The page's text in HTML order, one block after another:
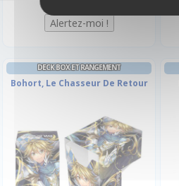
DECK BOX ET RANGEMENT
Bohort, Le Chasseur De Retour